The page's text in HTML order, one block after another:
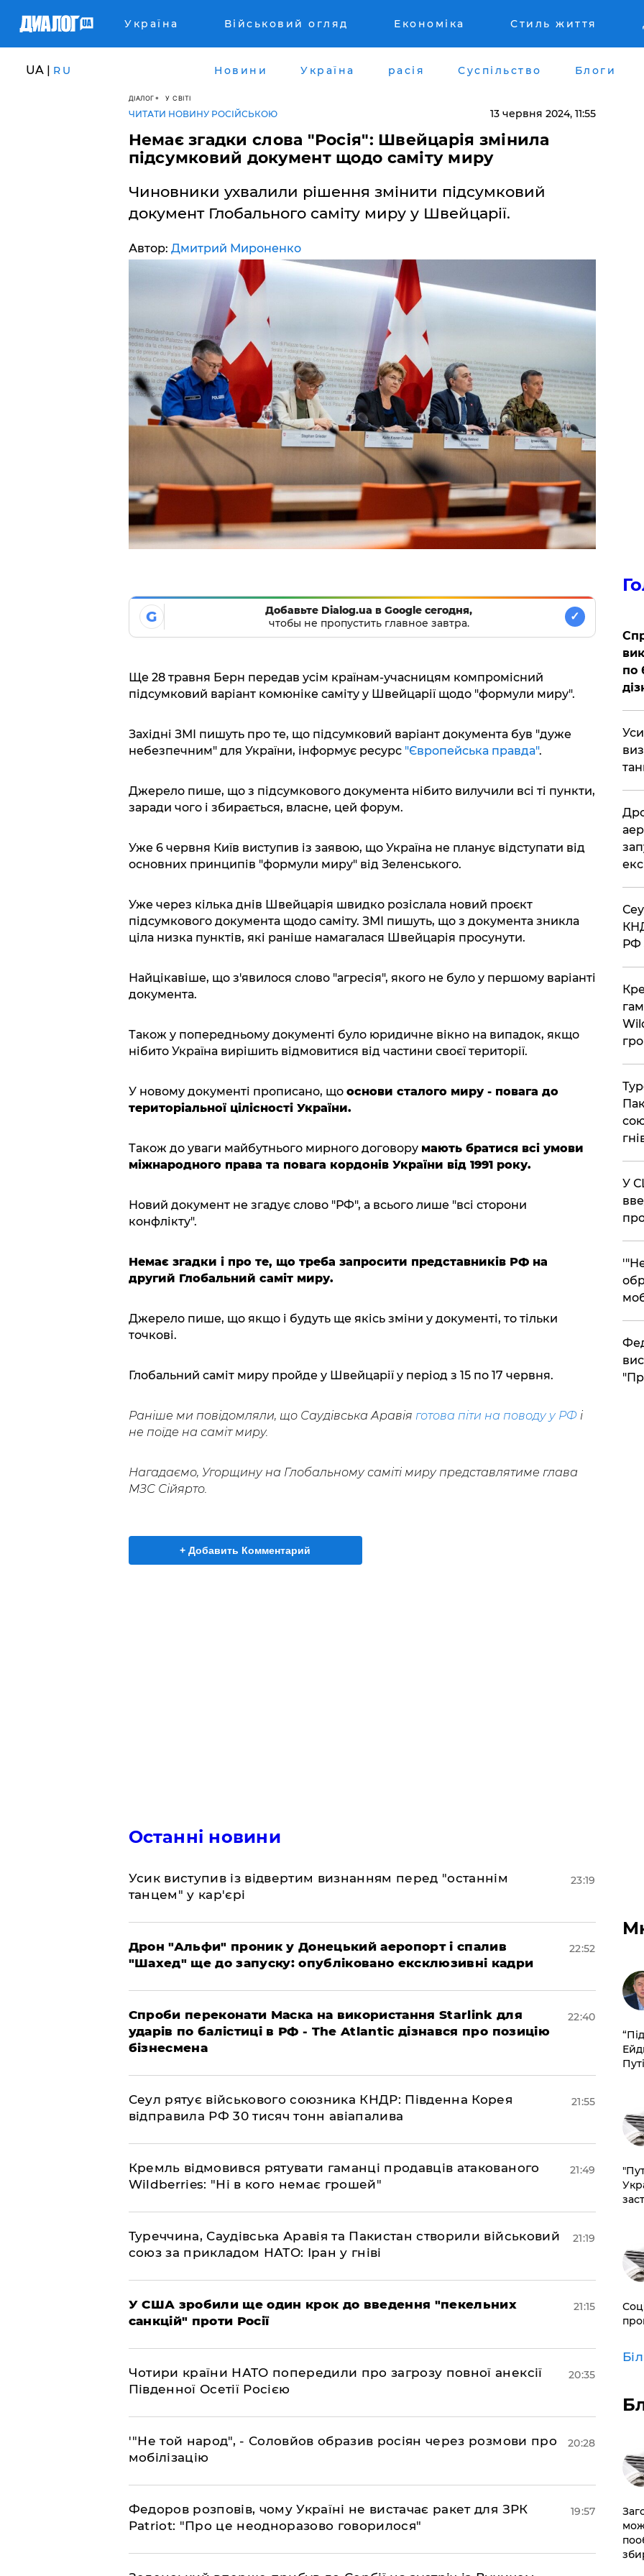
Україна Військовий огляд Економіка Стиль життя
UA | RU Новини Україна расія Суспільство Блоги
ДІАЛОГ У СВІТІ
ЧИТАТИ НОВИНУ РОСІЙСЬКОЮ 13 червня 2024, 11:55
Немає згадки слова "Росія": Швейцарія змінила
підсумковий документ щодо саміту миру
Чиновники ухвалили рішення змінити підсумковий
документ Глобального саміту миру у Швейцарії.
Автор: Дмитрий Мироненко
G
Добавьте Dialog.ua в Google сегодня,
чтобы не пропустить главное завтра.
✓
Ще 28 травня Берн передав усім країнам-учасницям компромісний
підсумковий варіант комюніке саміту у Швейцарії щодо "формули миру".
Західні ЗМІ пишуть про те, що підсумковий варіант документа був "дуже
небезпечним" для України, інформує ресурс "Європейська правда".
Джерело пише, що з підсумкового документа нібито вилучили всі ті пункти,
заради чого і збирається, власне, цей форум.
Уже 6 червня Київ виступив із заявою, що Україна не планує відступати від
основних принципів "формули миру" від Зеленського.
Уже через кілька днів Швейцарія швидко розіслала новий проєкт
підсумкового документа щодо саміту. ЗМІ пишуть, що з документа зникла
ціла низка пунктів, які раніше намагалася Швейцарія просунути.
Найцікавіше, що з'явилося слово "агресія", якого не було у першому варіанті
документа.
Також у попередньому документі було юридичне вікно на випадок, якщо
нібито Україна вирішить відмовитися від частини своєї території.
У новому документі прописано, що основи сталого миру - повага до
територіальної цілісності України.
Також до уваги майбутнього мирного договору мають братися всі умови
міжнародного права та повага кордонів України від 1991 року.
Новий документ не згадує слово "РФ", а всього лише "всі сторони
конфлікту".
Немає згадки і про те, що треба запросити представників РФ на
другий Глобальний саміт миру.
Джерело пише, що якщо і будуть ще якісь зміни у документі, то тільки
точкові.
Глобальний саміт миру пройде у Швейцарії у період з 15 по 17 червня.
Раніше ми повідомляли, що Саудівська Аравія готова піти на поводу у РФ і
не поїде на саміт миру.
Нагадаємо, Угорщину на Глобальному саміті миру представлятиме глава
МЗС Сійярто.
+ Добавить Комментарий
Останні новини
​Усик виступив із відвертим визнанням перед "останнім
танцем" у кар'єрі
23:19
​Дрон "Альфи" проник у Донецький аеропорт і спалив
"Шахед" ще до запуску: опубліковано ексклюзивні кадри
22:52
​Спроби переконати Маска на використання Starlink для
ударів по балістиці в РФ - The Atlantic дізнався про позицію
бізнесмена
22:40
​Сеул рятує військового союзника КНДР: Південна Корея
відправила РФ 30 тисяч тонн авіапалива
21:55
​Кремль відмовився рятувати гаманці продавців атакованого
Wildberries: "Ні в кого немає грошей"
21:49
​Туреччина, Саудівська Аравія та Пакистан створили військовий
союз за прикладом НАТО: Іран у гніві
21:19
​У США зробили ще один крок до введення "пекельних
санкцій" проти Росії
21:15
​Чотири країни НАТО попередили про загрозу повної анексії
Південної Осетії Росією
20:35
​'"Не той народ", - Соловйов образив росіян через розмови про
мобілізацію
20:28
​Федоров розповів, чому Україні не вистачає ракет для ЗРК
Patriot: "Про це неодноразово говорилося"
19:57
по
РФ
​У